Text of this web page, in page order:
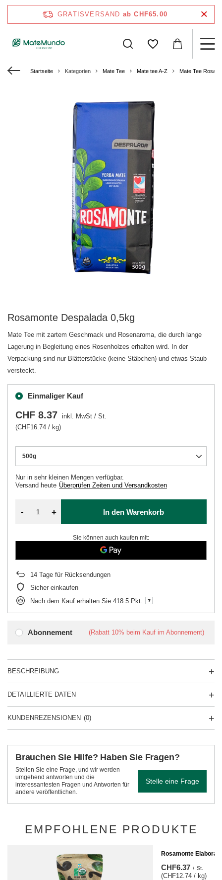
GRATISVERSAND ab CHF65.00
Startseite Kategorien Mate Tee Mate tee A-Z Mate Tee
Rosamonte Despalada 0,5kg
Mate Tee mit zartem Geschmack und Rosenaroma, die durch lange
Lagerung in Begleitung eines Rosenholzes erhalten wird. In der
Verpackung sind nur Blätterstücke (keine Stäbchen) und etwas Staub
versteckt.
Einmaliger Kauf
Abonnement (Rabatt 10% beim Kauf im Abonnement)
500g
Nur in sehr kleinen Mengen verfügbar
Versand heute Überprüfen Zeiten und Versandkosten
CHF 8.37 inkl. MwSt / St.
(CHF16.74 / kg)
- + In den Warenkorb
Sie können auch kaufen mit:
14 Tage für Rücksendungen
Sicher einkaufen
Nach dem Kauf erhalten Sie 418.5 Pkt.
BESCHREIBUNG
DETAILLIERTE DATEN
KUNDENREZENSIONEN (0)
Brauchen Sie Hilfe? Haben Sie Fragen?
Stellen Sie eine Frage, und wir werden
umgehend antworten und die
interessantesten Fragen und Antworten für
andere veröffentlichen.
Stelle eine Frage
EMPFOHLENE PRODUKTE
Rosamonte
CHF6.37 / St.
(CHF12.74 / kg)